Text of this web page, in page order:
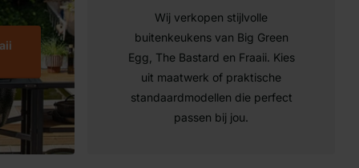
Wij verkopen stijlvolle
buitenkeukens van Big Green
Egg, The Bastard en Fraaii. Kies
uit maatwerk of praktische
standaardmodellen die perfect
passen bij jou.